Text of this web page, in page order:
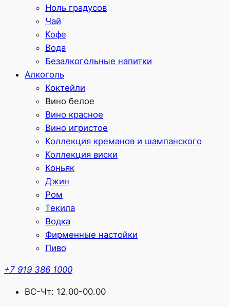
Ноль градусов
Чай
Кофе
Вода
Безалкогольные напитки
Алкоголь
Коктейли
Вино белое
Вино красное
Вино игристое
Коллекция креманов и шампанского
Коллекция виски
Коньяк
Джин
Ром
Текила
Водка
Фирменные настойки
Пиво
+7 919 386 1000
ВС-Чт: 12.00-00.00